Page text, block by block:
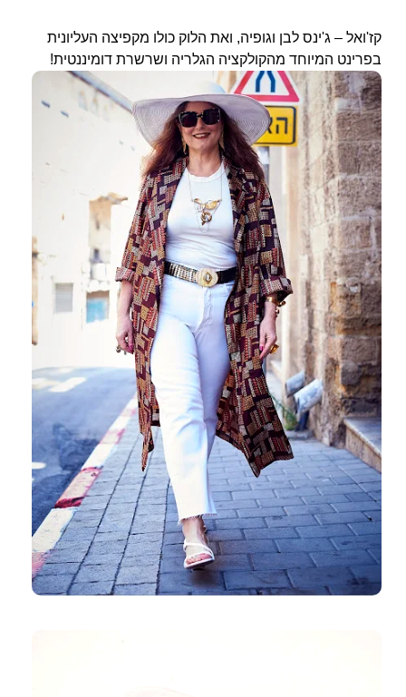
קז'ואל – ג'ינס לבן וגופיה, ואת הלוק כולו מקפיצה העליונית
בפרינט המיוחד מהקולקציה הגלריה ושרשרת דומיננטית!